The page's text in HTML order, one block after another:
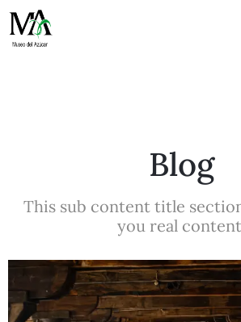
Blog
This sub content title
you real